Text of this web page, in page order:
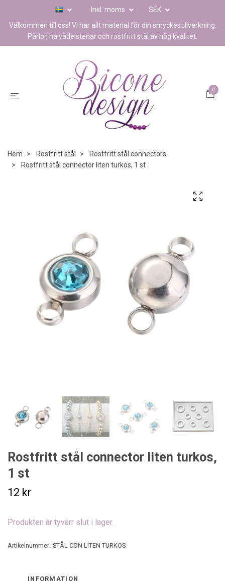
Inkl. moms
SEK
Välkommen till oss! Vi har allt material för din smyckestillverkning.
Pärlor, halvädelstenar och rostfritt stål av hög kvalitet.
0
Hem Rostfritt stål
Rostfritt stål connectors
Rostfritt stål connector liten turkos, 1 st
Rostfritt stål connector liten turkos,
1 st
12 kr
Produkten är tyvärr slut i lager.
Artikelnummer: STÅL CON LITEN TURKOS
INFORMATION